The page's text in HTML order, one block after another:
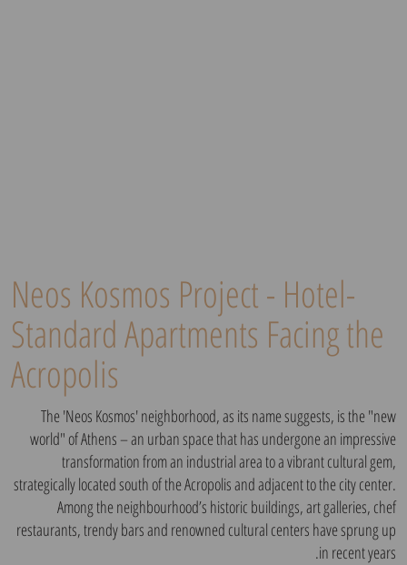
The 'Neos Kosmos' neighborhood, as its name suggests, is the "new
world" of Athens – an urban space that has undergone an impressive
transformation from an industrial area to a vibrant cultural gem,
strategically located south of the Acropolis and adjacent to the city center.
Among the neighbourhood’s historic buildings, art galleries, chef
restaurants, trendy bars and renowned cultural centers have sprung up
in recent years.
Neos Kosmos Project - Hotel-
Standard Apartments Facing the
Acropolis